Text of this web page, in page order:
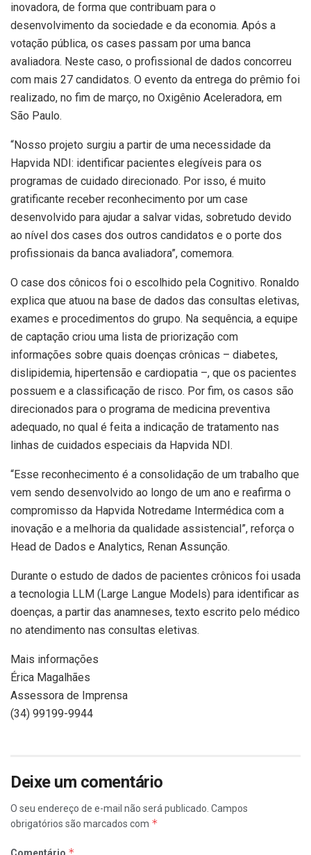
inovadora, de forma que contribuam para o
desenvolvimento da sociedade e da economia. Após a
votação pública, os cases passam por uma banca
avaliadora. Neste caso, o profissional de dados concorreu
com mais 27 candidatos. O evento da entrega do prêmio foi
realizado, no fim de março, no Oxigênio Aceleradora, em
São Paulo.
“Nosso projeto surgiu a partir de uma necessidade da
Hapvida NDI: identificar pacientes elegíveis para os
programas de cuidado direcionado. Por isso, é muito
gratificante receber reconhecimento por um case
desenvolvido para ajudar a salvar vidas, sobretudo devido
ao nível dos cases dos outros candidatos e o porte dos
profissionais da banca avaliadora”, comemora.
O case dos cônicos foi o escolhido pela Cognitivo. Ronaldo
explica que atuou na base de dados das consultas eletivas,
exames e procedimentos do grupo. Na sequência, a equipe
de captação criou uma lista de priorização com
informações sobre quais doenças crônicas – diabetes,
dislipidemia, hipertensão e cardiopatia –, que os pacientes
possuem e a classificação de risco. Por fim, os casos são
direcionados para o programa de medicina preventiva
adequado, no qual é feita a indicação de tratamento nas
linhas de cuidados especiais da Hapvida NDI.
“Esse reconhecimento é a consolidação de um trabalho que
vem sendo desenvolvido ao longo de um ano e reafirma o
compromisso da Hapvida Notredame Intermédica com a
inovação e a melhoria da qualidade assistencial”, reforça o
Head de Dados e Analytics, Renan Assunção.
Durante o estudo de dados de pacientes crônicos foi usada
a tecnologia LLM (Large Langue Models) para identificar as
doenças, a partir das anamneses, texto escrito pelo médico
no atendimento nas consultas eletivas.
Mais informações
Érica Magalhães
Assessora de Imprensa
(34) 99199-9944
Deixe um comentário
O seu endereço de e-mail não será publicado. Campos
obrigatórios são marcados com *